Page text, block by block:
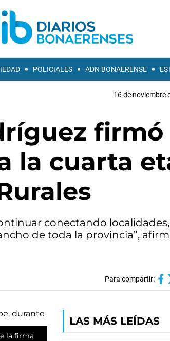
POLICIALES ADN BONAERENSE
16 de noviembre
firmó
la cuarta
conectando
de toda la provincia”,
Para compartir:
la firma
LAS MÁS LEÍDAS